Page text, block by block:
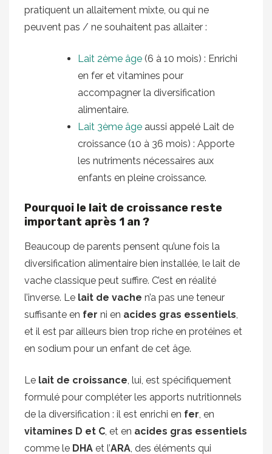
pratiquent un allaitement mixte, ou qui ne
peuvent pas / ne souhaitent pas allaiter :
Lait 2ème âge (6 à 10 mois) : Enrichi
en fer et vitamines pour
accompagner la diversification
alimentaire.
Lait 3ème âge aussi appelé Lait de
croissance (10 à 36 mois) : Apporte
les nutriments nécessaires aux
enfants en pleine croissance.
Pourquoi le lait de croissance reste
important après 1 an ?
Beaucoup de parents pensent qu’une fois la
diversification alimentaire bien installée, le lait de
vache classique peut suffire. C’est en réalité
l’inverse. Le lait de vache n’a pas une teneur
suffisante en fer ni en acides gras essentiels,
et il est par ailleurs bien trop riche en protéines et
en sodium pour un enfant de cet âge.
Le lait de croissance, lui, est spécifiquement
formulé pour compléter les apports nutritionnels
de la diversification : il est enrichi en fer, en
vitamines D et C, et en acides gras essentiels
comme le DHA et l’ARA, des éléments qui